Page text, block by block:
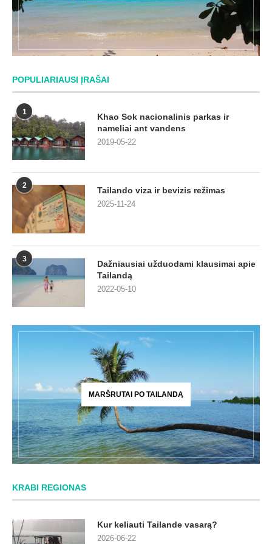
POPULIARIAUSI ĮRAŠAI
1
Khao Sok nacionalinis parkas ir
nameliai ant vandens
2019-05-22
2 Tailando viza ir bevizis režimas
2025-11-24
3
Dažniausiai užduodami klausimai apie
Tailandą
2022-05-10
MARŠRUTAI PO TAILANDĄ
KRABI REGIONAS
Kur keliauti Tailande vasarą?
2026-06-22